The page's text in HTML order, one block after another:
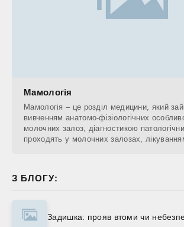
Мамологія
Мамологія – це розділ медицини, який
вивченням анатомо-фізіологічних
молочних залоз, діагностикою
проходять у молочних залозах,
З БЛОГУ:
Задишка: прояв втоми чи